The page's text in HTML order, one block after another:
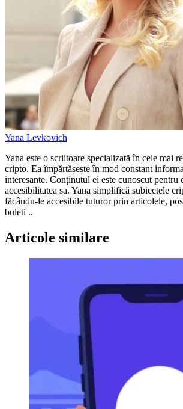
Yana Levkovich
Yana este o scriitoare specializată în cele mai
cripto. Ea împărtășește în mod constant
interesante. Conținutul ei este cunoscut pentru
accesibilitatea sa. Yana simplifică subiectele
făcându-le accesibile tuturor prin articolele,
buleti ..
Articole similare